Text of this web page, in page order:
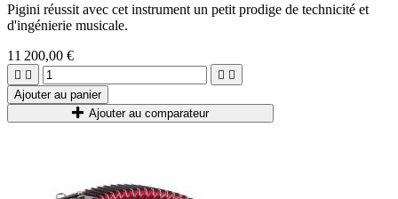
Pigini réussit avec cet instrument un petit prodige de technicité et
d'ingénierie musicale.
11 200,00 €
   
Ajouter au panier
Ajouter au comparateur